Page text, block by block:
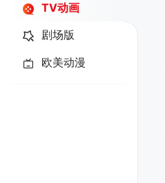
TV动画
剧场版
欧美动漫